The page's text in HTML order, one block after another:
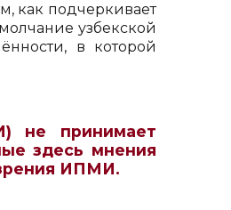
как подчеркивает
узбекской
в которой
не принимает
здесь мнения
ИПМИ.